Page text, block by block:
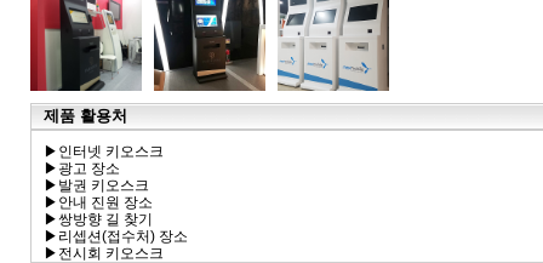
제품 활용처
▶인터넷 키오스크
▶광고 장소
▶발권 키오스크
▶안내 진원 장소
▶쌍방향 길 찾기
▶리셉션(접수처) 장소
▶전시회 키오스크